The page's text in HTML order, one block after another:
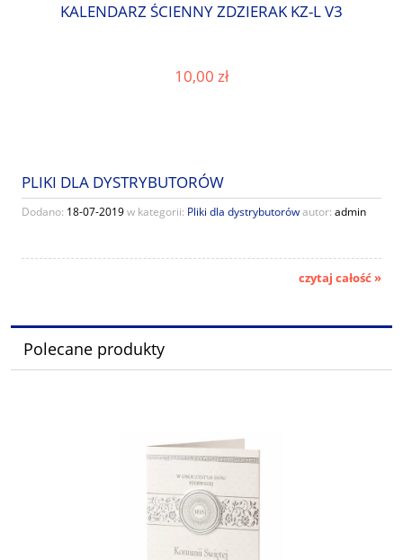
KALENDARZ ŚCIENNY ZDZIERAK KZ-L V3
10,00 zł
PLIKI DLA DYSTRYBUTORÓW
Dodano: 18-07-2019w kategorii: Pliki dla dystrybutorówautor: admin
czytaj całość »
Polecane produkty